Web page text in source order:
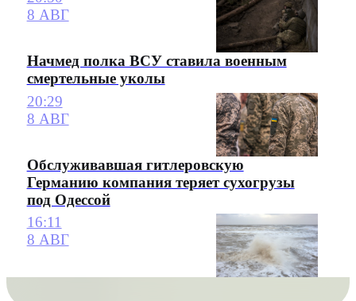
8 АВГ
Начмед полка ВСУ ставила военным
смертельные уколы
20:29
8 АВГ
Обслуживавшая гитлеровскую
Германию компания теряет сухогрузы
под Одессой
16:11
8 АВГ